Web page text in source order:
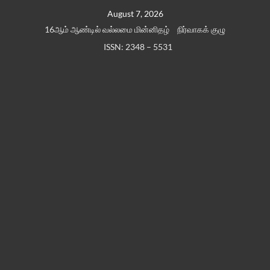
August 7, 2026
16ஆம் ஆண்டில் வல்லமை மின்னிதழ்
நிர்வாகக் குழு
ISSN: 2348 – 5531